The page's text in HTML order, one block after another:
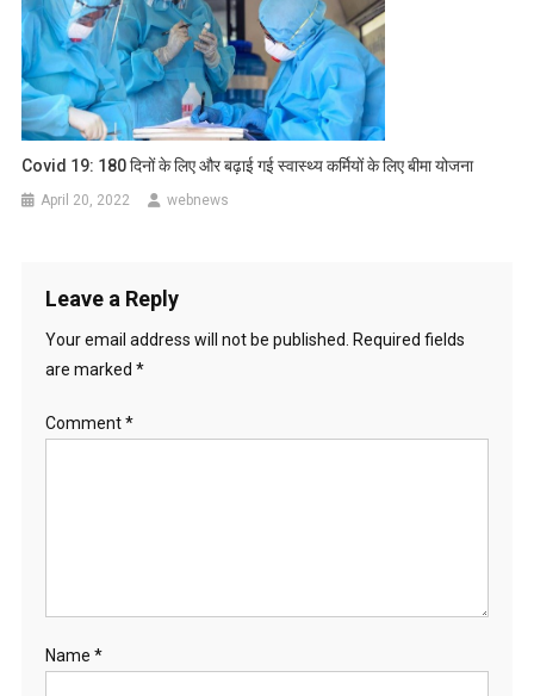
Covid 19: 180 दिनों के लिए और बढ़ाई गई स्वास्थ्य कर्मियों के लिए बीमा योजना
April 20, 2022 webnews
Leave a Reply
Your email address will not be published. Required fields
are marked *
Comment*
Name *